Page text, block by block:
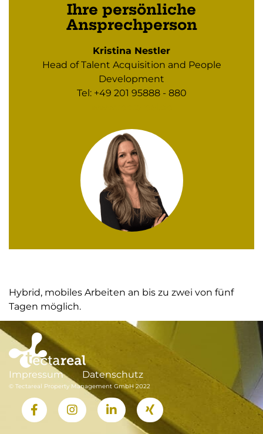
Ihre persönliche
Ansprechperson
Kristina Nestler
Head of Talent Acquisition and People
Development
Tel: +49 201 95888 - 880
Hybrid, mobiles Arbeiten an bis zu zwei von fünf
Tagen möglich.
Impressum Datenschutz
© Tectareal Property Management GmbH 2022